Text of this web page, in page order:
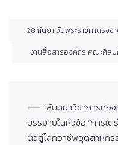
28 กันยา วันพระราชทานธงช
งานสื่อสารองค์กร คณะศิล
Post
navigation
⟵ สัมมนาวิชาการท่อง
บรรยายในหัวข้อ “การเต
ตัวสู่โลกอาชีพอุตสาหกร